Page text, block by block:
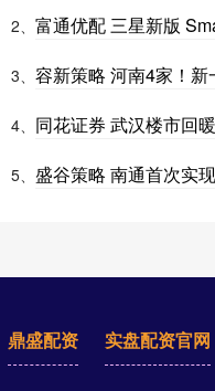
2、 富通优配 三星新版
3、 容新策略 河南4家！
4、 同花证券 武汉楼市回
5、 盛谷策略 南通首次实
鼎盛配资 实盘配资官网